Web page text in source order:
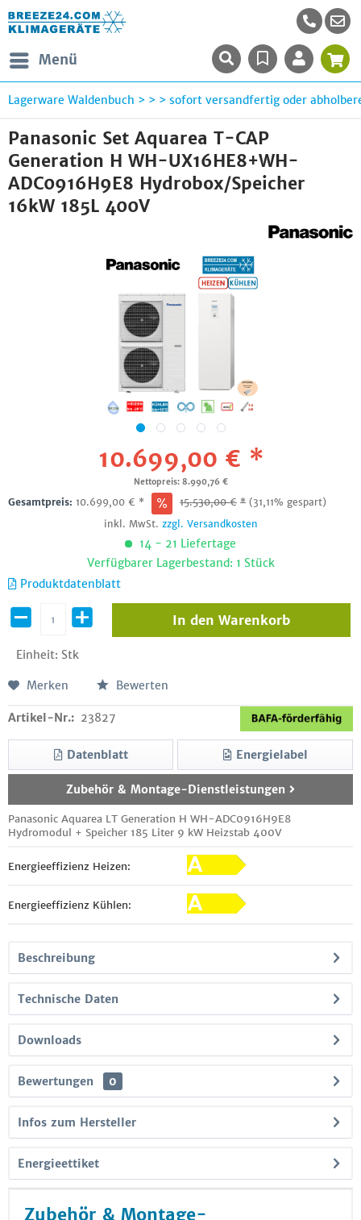
Menü
Lagerware Waldenbuch > > > sofort versandfertig oder
Panasonic Set Aquarea T-CAP
Generation H WH-UX16HE8+WH-
ADC0916H9E8 Hydrobox/Speicher
16kW 185L 400V
10.699,00 € *
Nettopreis: 8.990,76 €
Gesamtpreis: 10.699,00 € * 15.530,00€ * (31,11% gespart)
inkl. MwSt. zzgl. Versandkosten
14 - 21 Liefertage
Verfügbarer Lagerbestand: 1 Stück
Produktdatenblatt
Einheit: Stk
In den Warenkorb
Merken Bewerten
Artikel-Nr.: 23827
Datenblatt Energielabel
Zubehör & Montage-Dienstleistungen
Panasonic Aquarea LT Generation H WH-ADC0916H9E8
Hydromodul + Speicher 185 Liter 9 kW Heizstab 400V
Energieeffizienz Heizen:
Energieeffizienz Kühlen:
Beschreibung
Technische Daten
Downloads
Bewertungen 0
Infos zum Hersteller
Energieettiket
Zubehör & Montage-